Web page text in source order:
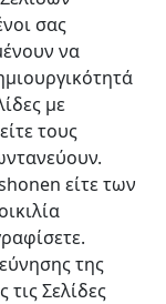
σας
να
με
τους
είτε των
της
τις Σελίδες